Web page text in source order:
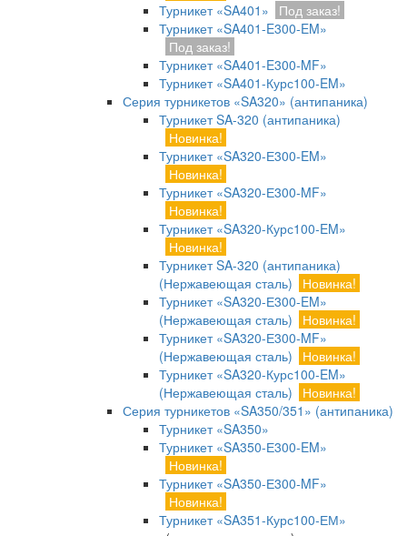
Турникет «SA401»
Под заказ!
Турникет «SA401-E300-EM»
Под заказ!
Турникет «SA401-E300-MF»
Турникет «SA401-Курс100-EM»
Серия турникетов «SA320» (антипаника)
Турникет SA-320 (антипаника)
Новинка!
Турникет «SA320-Е300-EM»
Новинка!
Турникет «SA320-Е300-MF»
Новинка!
Турникет «SA320-Курс100-EM»
Новинка!
Турникет SA-320 (антипаника)
(Нержавеющая сталь)
Новинка!
Турникет «SA320-Е300-EM»
(Нержавеющая сталь)
Новинка!
Турникет «SA320-Е300-MF»
(Нержавеющая сталь)
Новинка!
Турникет «SA320-Курс100-EM»
(Нержавеющая сталь)
Новинка!
Серия турникетов «SA350/351» (антипаника)
Турникет «SA350»
Турникет «SA350-Е300-EM»
Новинка!
Турникет «SA350-Е300-MF»
Новинка!
Турникет «SA351-Курс100-ЕМ»